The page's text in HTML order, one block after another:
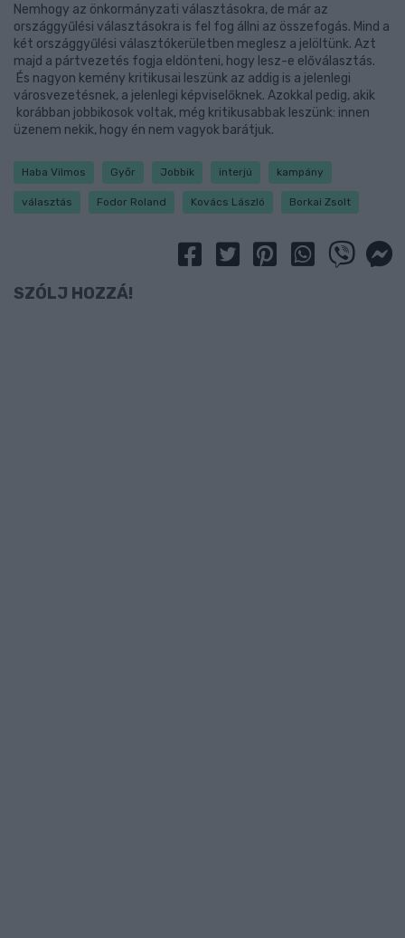
Nemhogy az önkormányzati választásokra, de már az
országgyűlési választásokra is fel fog állni az összefogás. Mind a
két országgyűlési választókerületben meglesz a jelöltünk. Azt
majd a pártvezetés fogja eldönteni, hogy lesz-e előválasztás.
És nagyon kemény kritikusai leszünk az addig is a jelenlegi
városvezetésnek, a jelenlegi képviselőknek. Azokkal pedig, akik
korábban jobbikosok voltak, még kritikusabbak leszünk: innen
üzenem nekik, hogy én nem vagyok barátjuk.
Haba Vilmos Győr Jobbik interjú kampány
választás Fodor Roland Kovács László Borkai Zsolt
SZÓLJ HOZZÁ!